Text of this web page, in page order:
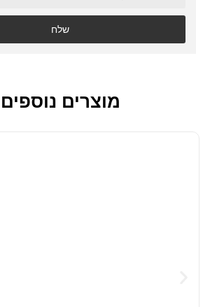
שלח
מוצרים נוספים